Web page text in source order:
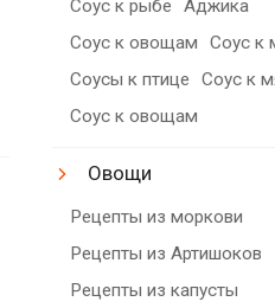
Соус к рыбе
Аджика
Соус к овощам
Соус к
Соусы к птице
Соус к
Соус к овощам
Овощи
Рецепты из моркови
Рецепты из Артишоков
Рецепты из капусты